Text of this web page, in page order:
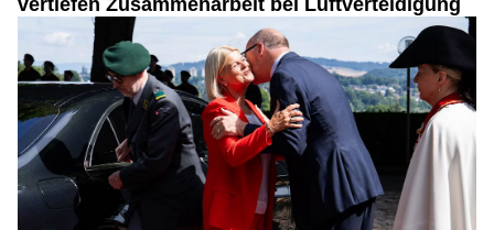
02.07.26 VON POLIZEI.NEWS REDAKTION
Vom 29. Juni bis 17. Juli 2026 findet ab dem Militärflugplatz
Emmen das jährliche Ausbildungsmodul Inland mit